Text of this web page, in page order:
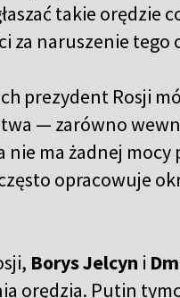
takie orędzie
za naruszenie tego
prezydent Rosji
— zarówno
ma żadnej mocy
opracowuje
Borys Jelcyn i
orędzia. Putin